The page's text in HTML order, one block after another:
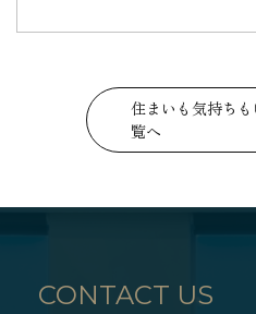
住まいも気持ち
覧へ
CONTACT US